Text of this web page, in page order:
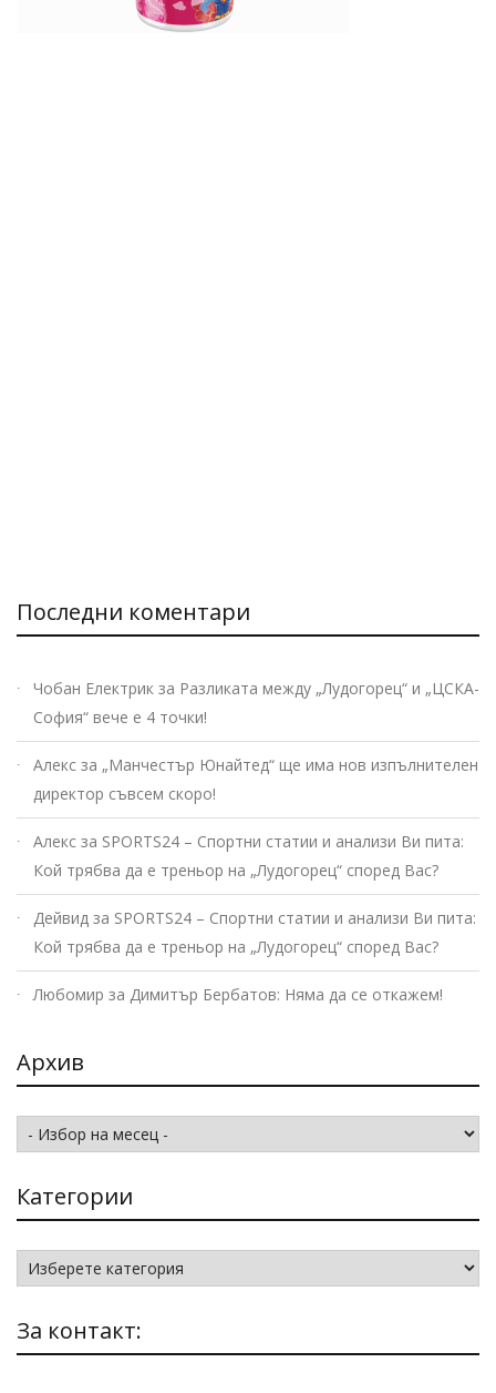
Последни коментари
Чобан Електрик за Разликата между „Лудогорец“ и „ЦСКА-
София“ вече е 4 точки!
Алекс за „Манчестър Юнайтед“ ще има нов изпълнителен
директор съвсем скоро!
Алекс за SPORTS24 – Спортни статии и анализи Ви пита:
Кой трябва да е треньор на „Лудогорец“ според Вас?
Дейвид за SPORTS24 – Спортни статии и анализи Ви пита:
Кой трябва да е треньор на „Лудогорец“ според Вас?
Любомир за Димитър Бербатов: Няма да се откажем!
Архив
Архив
Категории
Категории
За контакт: